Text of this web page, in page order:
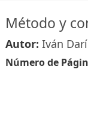
Método y
Autor: Iván
Número de